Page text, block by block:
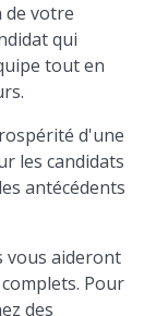
de votre
qui
tout en
d'une
les candidats
antécédents
vous aideront
Pour
des